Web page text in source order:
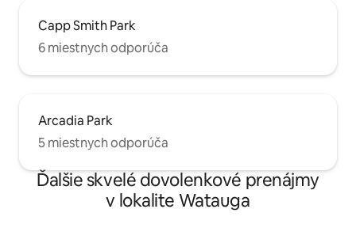
Capp Smith Park
6 miestnych odporúča
Arcadia Park
5 miestnych odporúča
Ďalšie skvelé dovolenkové prenájmy
v lokalite Watauga